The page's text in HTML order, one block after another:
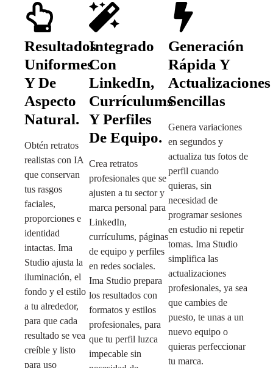
Resultados
Uniformes
Y De
Aspecto
Natural.
Obtén retratos
realistas con IA
que conservan
tus rasgos
faciales,
proporciones e
identidad
intactas. Ima
Studio ajusta la
iluminación, el
fondo y el estilo
a tu alrededor,
para que cada
resultado se vea
creíble y listo
para uso
Integrado
Con
LinkedIn,
Currículums
Y Perfiles
De Equipo.
Crea retratos
profesionales que se
ajusten a tu sector y
marca personal para
LinkedIn,
currículums, páginas
de equipo y perfiles
en redes sociales.
Ima Studio prepara
los resultados con
formatos y estilos
profesionales, para
que tu perfil luzca
impecable sin
Generación
Rápida Y
Actualizaciones
Sencillas
Genera variaciones
en segundos y
actualiza tus fotos de
perfil cuando
quieras, sin
necesidad de
programar sesiones
en estudio ni repetir
tomas. Ima Studio
simplifica las
actualizaciones
profesionales, ya sea
que cambies de
puesto, te unas a un
nuevo equipo o
quieras perfeccionar
tu marca.